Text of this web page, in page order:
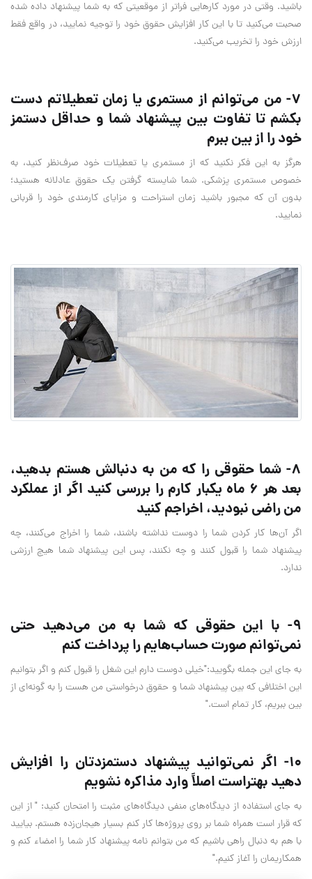
باشید. وقتی در مورد کارهایی فراتر از موقعیتی که به شما پیشنهاد داده شده
صحبت می‌کنید تا با این کار افزایش حقوق خود را توجیه نمایید، در واقع فقط
ارزش خود را تخریب می‌کنید.
7- من می‌توانم از مستمری یا زمان تعطیلاتم دست
بکشم تا تفاوت بین پیشنهاد شما و حداقل دستمز
خود را از بین ببرم
هرگز به این فکر نکنید که از مستمری یا تعطیلات خود صرف‌نظر کنید، به
خصوص مستمری پزشکی. شما شایسته گرفتن یک حقوق عادلانه هستید؛
بدون آن که مجبور باشید زمان استراحت و مزایای کارمندی خود را قربانی
نمایید.
8- شما حقوقی را که من به دنبالش هستم بدهید،
بعد هر 6 ماه یکبار کارم را بررسی کنید اگر از عملکرد
من راضی نبودید، اخراجم کنید
اگر آن‌ها کار کردن شما را دوست نداشته باشند، شما را اخراج می‌کنند، چه
پیشنهاد شما را قبول کنند و چه نکنند، پس این پیشنهاد شما هیچ ارزشی
ندارد.
9- با این حقوقی که شما به من می‌دهید حتی
نمی‌توانم صورت حساب‌هایم را پرداخت کنم
به جای این جمله بگویید:"خیلی دوست دارم این شغل را قبول کنم و اگر بتوانیم
این اختلافی که بین پیشنهاد شما و حقوق درخواستی من هست را به گونه‌ای از
بین ببریم، کار تمام است."
10- اگر نمی‌توانید پیشنهاد دستمزدتان را افزایش
دهید بهتراست اصلاً وارد مذاکره نشویم
به جای استفاده از دیدگاه‌های منفی دیدگاه‌های مثبت را امتحان کنید: " از این
که قرار است همراه شما بر روی پروژه‌ها کار کنم بسیار هیجان‌زده هستم. بیایید
با هم به دنبال راهی باشیم که من بتوانم نامه پیشنهاد کار شما را امضاء کنم و
همکاریمان را آغاز کنیم."